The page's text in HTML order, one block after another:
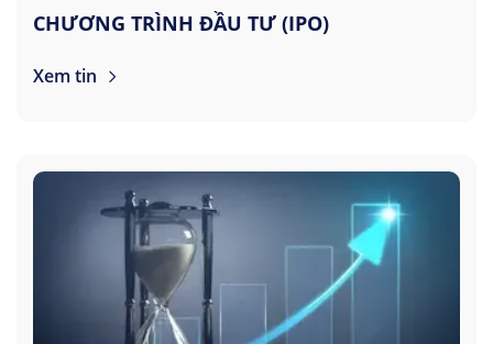
CHƯƠNG TRÌNH ĐẦU TƯ (IPO)
Xem tin